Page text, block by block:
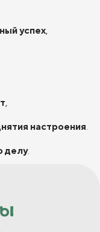
успех,
,
настроения.
делу.